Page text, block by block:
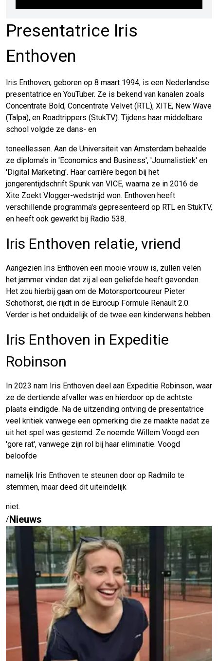
Presentatrice Iris
Enthoven
Iris Enthoven, geboren op 8 maart 1994, is een Nederlandse
presentatrice en YouTuber. Ze is bekend van kanalen zoals
Concentrate Bold, Concentrate Velvet (RTL), XITE, New Wave
(Talpa), en Roadtrippers (StukTV). Tijdens haar middelbare
school volgde ze dans- en
toneellessen. Aan de Universiteit van Amsterdam behaalde
ze diploma's in 'Economics and Business', 'Journalistiek' en
'Digital Marketing'. Haar carrière begon bij het
jongerentijdschrift Spunk van VICE, waarna ze in 2016 de
Xite Zoekt Vlogger-wedstrijd won. Enthoven heeft
verschillende programma's gepresenteerd op RTL en StukTV,
en heeft ook gewerkt bij Radio 538.
Iris Enthoven relatie, vriend
Aangezien Iris Enthoven een mooie vrouw is, zullen velen
het jammer vinden dat zij al een geliefde heeft gevonden.
Het zou hierbij gaan om de Motorsportcoureur Pieter
Schothorst, die rijdt in de Eurocup Formule Renault 2.0.
Verder is het onduidelijk of de twee een kinderwens hebben.
Iris Enthoven in Expeditie
Robinson
In 2023 nam Iris Enthoven deel aan Expeditie Robinson, waar
ze de dertiende afvaller was en hierdoor op de achtste
plaats eindigde. Na de uitzending ontving de presentatrice
veel kritiek vanwege een opmerking die ze maakte nadat ze
uit het spel was gestemd. Ze noemde Willem Voogd een
'gore rat', vanwege zijn rol bij haar eliminatie. Voogd
beloofde
namelijk Iris Enthoven te steunen door op Radmilo te
stemmen, maar deed dit uiteindelijk
niet.
/Nieuws